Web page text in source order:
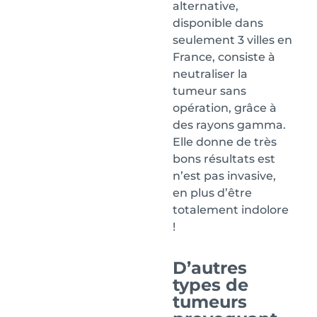
alternative,
disponible dans
seulement 3 villes en
France, consiste à
neutraliser la
tumeur sans
opération, grâce à
des rayons gamma.
Elle donne de très
bons résultats est
n’est pas invasive,
en plus d’être
totalement indolore
!
D’autres
types de
tumeurs